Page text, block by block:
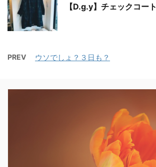
【D.g.y】チェックコート
PREV ウソでしょ？３日も？